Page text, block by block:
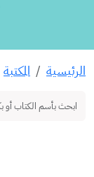
الرئيسية المكتبة